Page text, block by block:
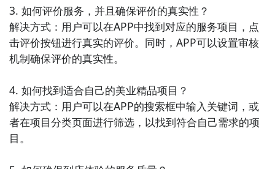
3. 如何评价服务，并且确保评价的真实性？
解决方式：用户可以在APP中找到对应的服务项目，点
击评价按钮进行真实的评价。同时，APP可以设置审核
机制确保评价的真实性。
4. 如何找到适合自己的美业精品项目？
解决方式：用户可以在APP的搜索框中输入关键词，或
者在项目分类页面进行筛选，以找到符合自己需求的项
目。